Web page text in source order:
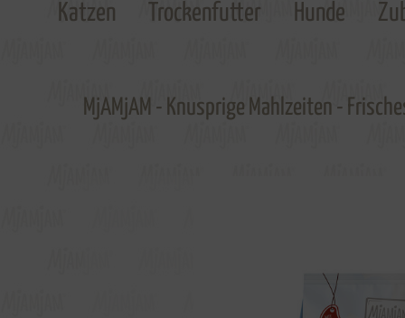
Katzen Trockenfutter Hunde
MjAMjAM - Knusprige Mahlzeiten -